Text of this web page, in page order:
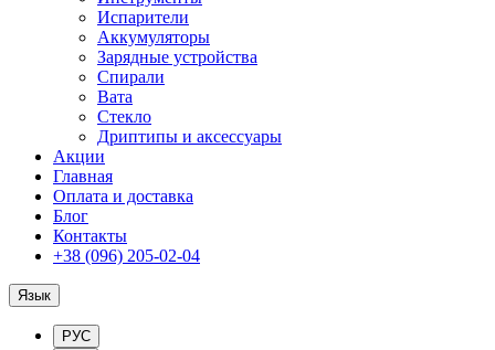
Испарители
Аккумуляторы
Зарядные устройства
Спирали
Вата
Стекло
Дриптипы и аксессуары
Акции
Главная
Оплата и доставка
Блог
Контакты
+38 (096) 205-02-04
Язык
РУС